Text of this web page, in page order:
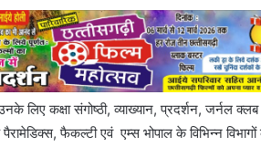
लिए कक्षा संगोष्ठी, व्याख्यान, प्रदर्शन, जर्नल
फैकल्टी एवं एम्स भोपाल के विभिन्न